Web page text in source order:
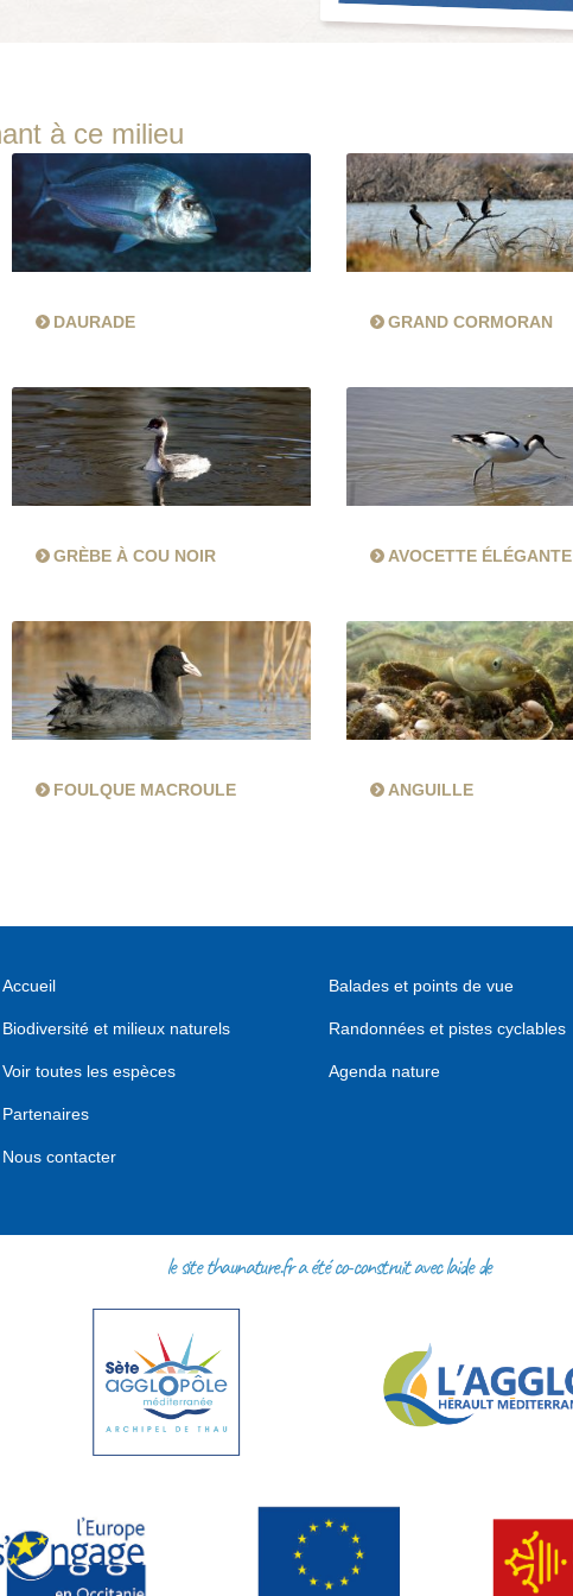
à ce milieu
DAURADE GRAND CORMORAN
GRÈBE À COU NOIR AVOCETTE ÉLÉGANTE
FOULQUE MACROULE ANGUILLE
Accueil
Biodiversité et milieux naturels
Voir toutes les espèces
Partenaires
Nous contacter
Balades et points de vue
Randonnées et pistes cyclables
Agenda nature
le site thaunature.fr a été co-construit avec l'aide de